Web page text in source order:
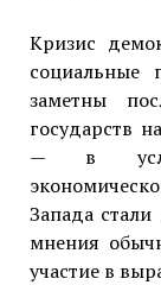
Кризис
социальные
заметны
государств
— в
Запада стали
мнения
участие в